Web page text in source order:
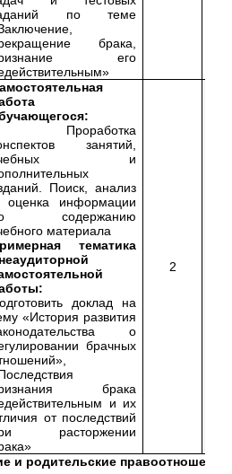
по теме
брака,
его
Проработка
занятий,
и
Поиск, анализ
оценка информации
содержанию
материала
тематика
доклад на
«История развития
о
брачных
брака
и их
от последствий
расторжении
2
и родительские правоотношения